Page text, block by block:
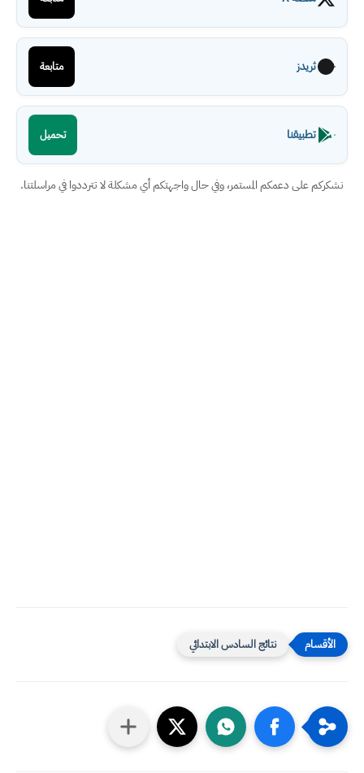
ثريدز متابعة
تطبيقنا تحميل
نشكركم على دعمكم المستمر، وفي حال واجهتكم أي مشكلة لا تترددوا في مراسلتنا.
نتائج السادس الابتدائي